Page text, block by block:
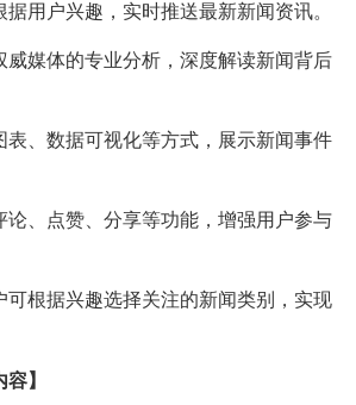
用户兴趣，实时推送最新新闻资讯。
威媒体的专业分析，深度解读新闻背后
表、数据可视化等方式，展示新闻事件
论、点赞、分享等功能，增强用户参与
可根据兴趣选择关注的新闻类别，实现
】